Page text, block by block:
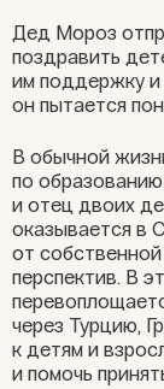
Дед Мороз
поздравить
им поддержку
он пытается
В обычной
по
и отецдвоих
оказывается в
от
перспектив. В
через Турцию,
к детям и
и помочь